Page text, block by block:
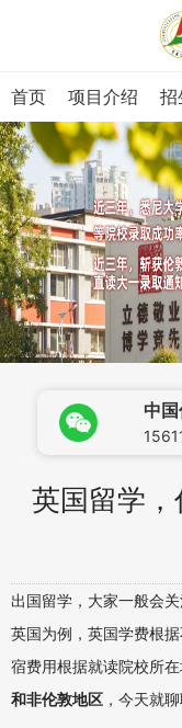
首页 项目介绍 招
中
英国留学
出国留学，大家一般会
英国为例，英国学费根
宿费用根据就读院校所
和非伦敦地区 ，今天就